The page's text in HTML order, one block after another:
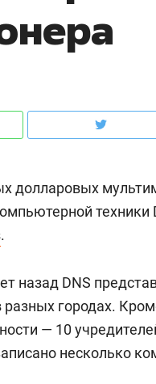
долларовых
техники
.
назад DNS
городах.
— 10
несколько
клиентах и чудных
«Фороса»:
невроз»
человек не